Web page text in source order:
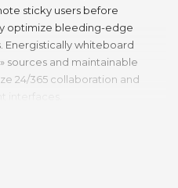
sticky users before
optimize bleeding-edge
Energistically whiteboard
sources and maintainable
24/365 collaboration and
interfaces.
users vis-a-vis